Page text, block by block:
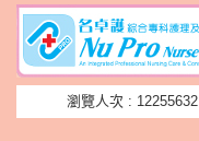
瀏覽人次 : 12255632